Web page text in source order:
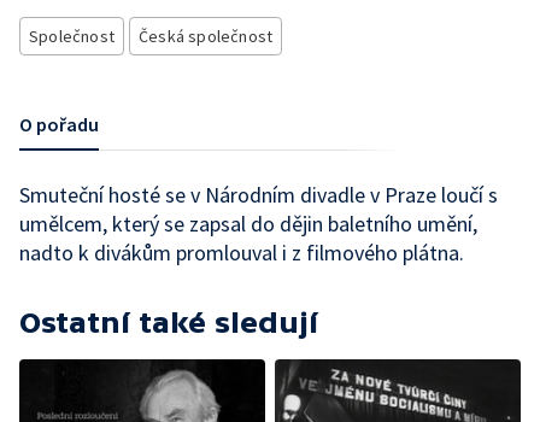
Společnost Česká společnost
O pořadu
Smuteční hosté se v Národním divadle v Praze loučí s
umělcem, který se zapsal do dějin baletního umění,
nadto k divákům promlouval i z filmového plátna.
Ostatní také sledují